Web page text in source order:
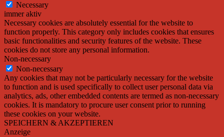
Necessary
immer aktiv
Necessary cookies are absolutely essential for the website to
function properly. This category only includes cookies that ensures
basic functionalities and security features of the website. These
cookies do not store any personal information.
Non-necessary
Non-necessary
Any cookies that may not be particularly necessary for the website
to function and is used specifically to collect user personal data via
analytics, ads, other embedded contents are termed as non-necessary
cookies. It is mandatory to procure user consent prior to running
these cookies on your website.
SPEICHERN & AKZEPTIEREN
Anzeige